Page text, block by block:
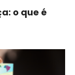
o que é